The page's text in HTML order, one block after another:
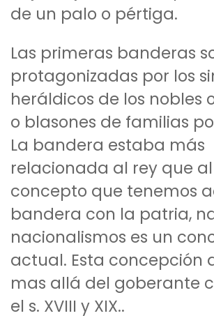
de un palo o pértiga.
Las primeras banderas
protagonizadas por los
heráldicos de los nobles
o blasones de familias
La bandera estaba más
relacionada al rey que
concepto que tenemos
bandera con la patria,
nacionalismos es un
actual. Esta concepción
mas allá del goberante
el s. XVIII y XIX..